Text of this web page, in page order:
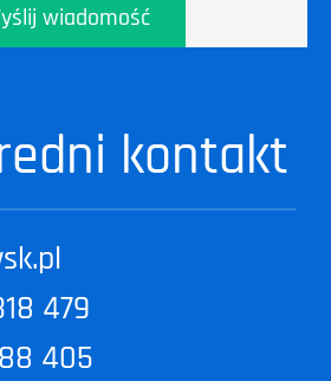
wiadomość
kontakt
479
405